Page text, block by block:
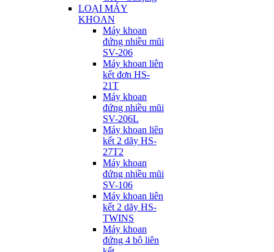
LOẠI MÁY
KHOAN
Máy khoan
đứng nhiều mũi
SV-206
Máy khoan liên
kết đơn HS-
21T
Máy khoan
đứng nhiều mũi
SV-206L
Máy khoan liên
kết 2 dãy HS-
27T2
Máy khoan
đứng nhiều mũi
SV-106
Máy khoan liên
kết 2 dãy HS-
TWINS
Máy khoan
đứng 4 bộ liên